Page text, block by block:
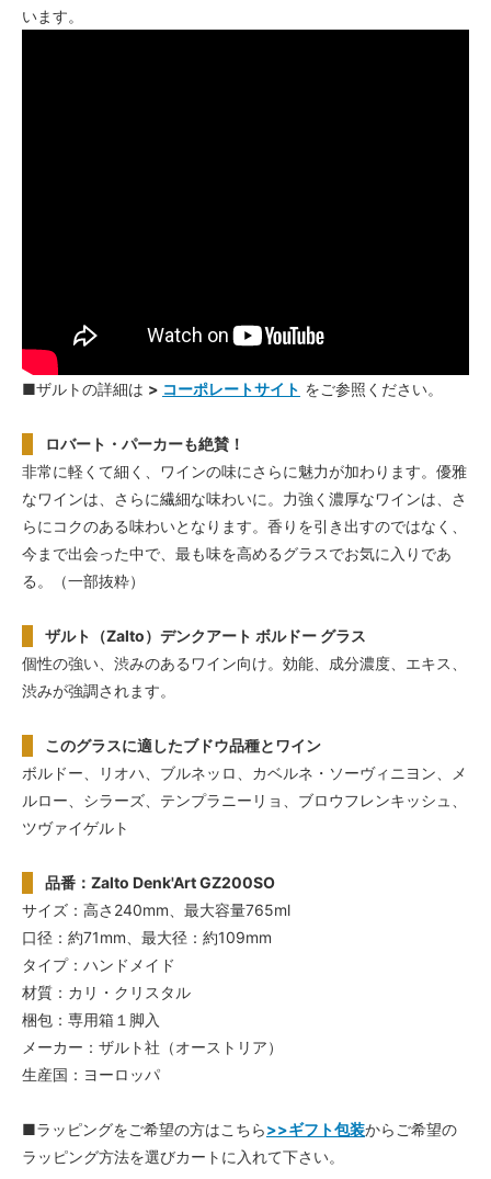
います。
■ザルトの詳細は > コーポレートサイト をご参照ください。
ロバート・パーカーも絶賛！
非常に軽くて細く、ワインの味にさらに魅力が加わります。優雅
なワインは、さらに繊細な味わいに。力強く濃厚なワインは、さ
らにコクのある味わいとなります。香りを引き出すのではなく、
今まで出会った中で、最も味を高めるグラスでお気に入りであ
る。（一部抜粋）
ザルト（Zalto）デンクアート ボルドー グラス
個性の強い、渋みのあるワイン向け。効能、成分濃度、エキス、
渋みが強調されます。
このグラスに適したブドウ品種とワイン
ボルドー、リオハ、ブルネッロ、カベルネ・ソーヴィニヨン、メ
ルロー、シラーズ、テンプラニーリョ、ブロウフレンキッシュ、
ツヴァイゲルト
品番：Zalto Denk'Art GZ200SO
サイズ：高さ240mm、最大容量765ml
口径：約71mm、最大径：約109mm
タイプ：ハンドメイド
材質：カリ・クリスタル
梱包：専用箱１脚入
メーカー：ザルト社（オーストリア）
生産国：ヨーロッパ
■ラッピングをご希望の方はこちら>>ギフト包装からご希望の
ラッピング方法を選びカートに入れて下さい。